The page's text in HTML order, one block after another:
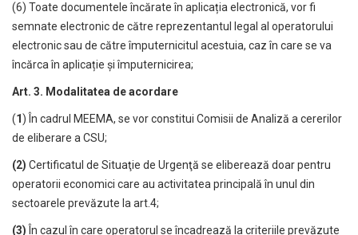
(6) Toate documentele încărate în aplicația electronică, vor fi
semnate electronic de către reprezentantul legal al operatorului
electronic sau de către împuternicitul acestuia, caz în care se va
încărca în aplicație și împuternicirea;
Art. 3. Modalitatea de acordare
(1) În cadrul MEEMA, se vor constitui Comisii de Analiză a cererilor
de eliberare a CSU;
(2) Certificatul de Situaţie de Urgenţă se eliberează doar pentru
operatorii economici care au activitatea principală în unul din
sectoarele prevăzute la art.4;
(3) În cazul în care operatorul se încadrează la criteriile prevăzute